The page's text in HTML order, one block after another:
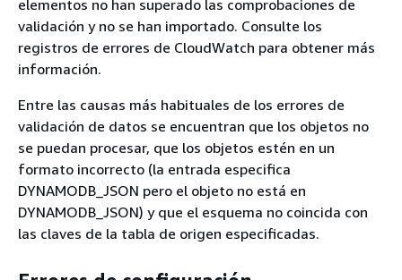
elementos no han superado las comprobaciones de
validación y no se han importado. Consulte los
registros de errores de CloudWatch para obtener más
información.
Entre las causas más habituales de los errores de
validación de datos se encuentran que los objetos no
se puedan procesar, que los objetos estén en un
formato incorrecto (la entrada especifica
DYNAMODB_JSON pero el objeto no está en
DYNAMODB_JSON) y que el esquema no coincida con
las claves de la tabla de origen especificadas.